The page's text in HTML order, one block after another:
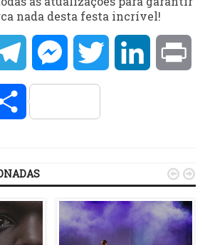
nada desta festa incrível!
TelegramMessengerTwitter LinkedIn
Compartilhar
 